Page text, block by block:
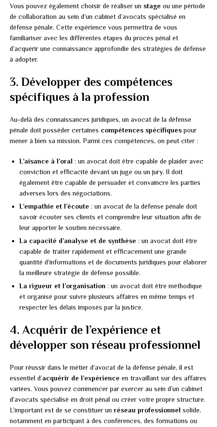
Vous pouvez également choisir de réaliser un stage ou une période
de collaboration au sein d’un cabinet d’avocats spécialisé en
défense pénale. Cette expérience vous permettra de vous
familiariser avec les différentes étapes du procès pénal et
d’acquérir une connaissance approfondie des stratégies de défense
à adopter.
3. Développer des compétences
spécifiques à la profession
Au-delà des connaissances juridiques, un avocat de la défense
pénale doit posséder certaines compétences spécifiquespour
mener à bien sa mission. Parmi ces compétences, on peut citer :
L’aisance à l’oral : un avocat doit être capable de plaider avec
conviction et efficacité devant un juge ou un jury. Il doit
également être capable de persuader et convaincre les parties
adverses lors des négociations.
L’empathie et l’écoute : un avocat de la défense pénale doit
savoir écouter ses clients et comprendre leur situation afin de
leur apporter le soutien nécessaire.
La capacité d’analyse et de synthèse : un avocat doit être
capable de traiter rapidement et efficacement une grande
quantité d’informations et de documents juridiques pour élaborer
la meilleure stratégie de défense possible.
La rigueur et l’organisation : un avocat doit être méthodique
et organisé pour suivre plusieurs affaires en même temps et
respecter les délais imposés par la justice.
4. Acquérir de l’expérience et
développer son réseau professionnel
Pour réussir dans le métier d’avocat de la défense pénale, il est
essentiel d’acquérir de l’expérience en travaillant sur des affaires
variées. Vous pouvez commencer par exercer au sein d’un cabinet
d’avocats spécialisé en droit pénal ou créer votre propre structure.
L’important est de se constituer un réseau professionnel solide,
notamment en participant à des conférences, des formations ou